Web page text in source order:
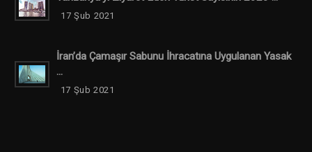
17 Şub 2021
İran’da Çamaşır Sabunu İhracatına Uygulanan Yasak
...
17 Şub 2021